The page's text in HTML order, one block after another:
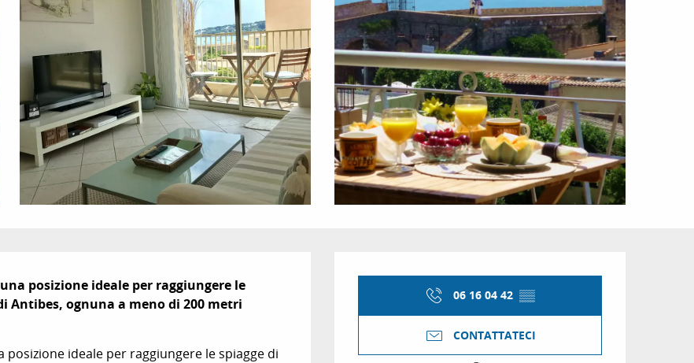
Orari e contatti
06 16 04 42 ▒▒
CONTATTATECI
posizione ideale per raggiungere le
Antibes, ognuna a meno di 200 metri
posizione ideale per raggiungere le spiagge di